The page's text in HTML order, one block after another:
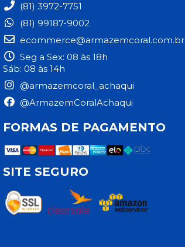
(81) 3972-7751
(81) 99187-9002
ecommerce@armazemcoral.com.br
Seg a Sex: 08 às 18h
Sáb: 08 às 14h
@armazemcoral_achaqui
@ArmazemCoralAchaqui
FORMAS DE PAGAMENTO
SITE SEGURO